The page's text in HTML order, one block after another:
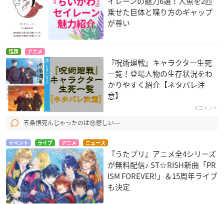
乗せた巨体と喋り方のギャップ
が尊い
話題 アニメ
『呪術廻戦』キャラクター生死
一覧！登場人物の生存状況をわ
かりやすく紹介【ネタバレ注
意】
6コメント
五条悟死んじゃったのは😞悲しい⋯
イベント ライブ アニメ ニュース
『うたプリ』アニメ全4シリーズ
が無料配信♪ ST☆RISH新曲「PR
ISM FOREVER!」＆15周年ライブ
も決定